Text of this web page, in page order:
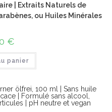
| Extraits Naturels de
ou Huiles Minérales
€
panier